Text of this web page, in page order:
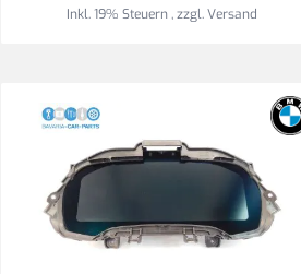
Inkl. 19% Steuern,zzgl.Versand